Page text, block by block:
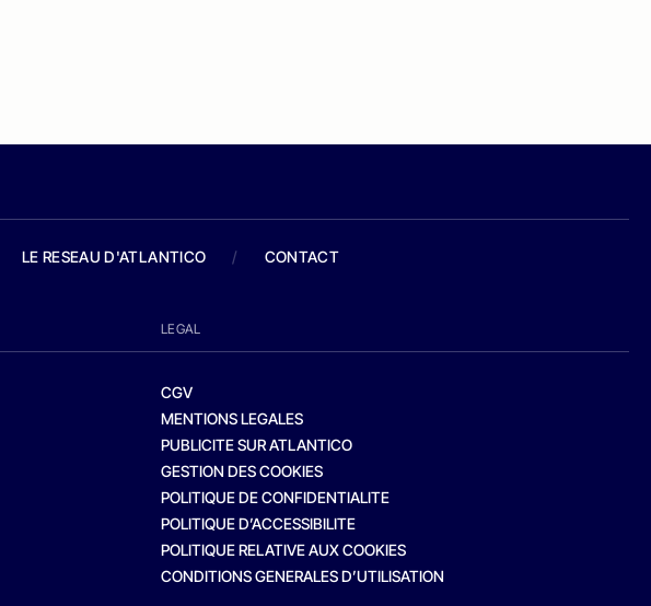
LE RESEAU D'ATLANTICO / CONTACT
LEGAL
CGV
MENTIONS LEGALES
PUBLICITE SUR ATLANTICO
GESTION DES COOKIES
POLITIQUE DE CONFIDENTIALITE
POLITIQUE D’ACCESSIBILITE
POLITIQUE RELATIVE AUX COOKIES
CONDITIONS GENERALES D’UTILISATION